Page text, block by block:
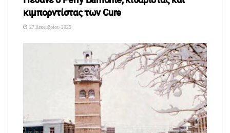
κιμπορντίστας των Cure
27 Δεκεμβρίου 2025